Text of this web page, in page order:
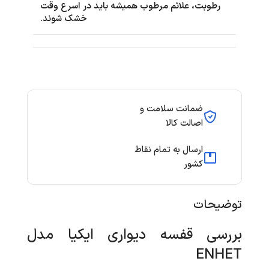
ضمانت سلامت و
اصالت کالا
ارسال به تمام نقاط
کشور
توضیحات
بررسی قفسه دیواری ایکیا مدل
ENHET
رطوبت، علائم مرطوب همیشه باید در اسرع وقت
خشک شوند.